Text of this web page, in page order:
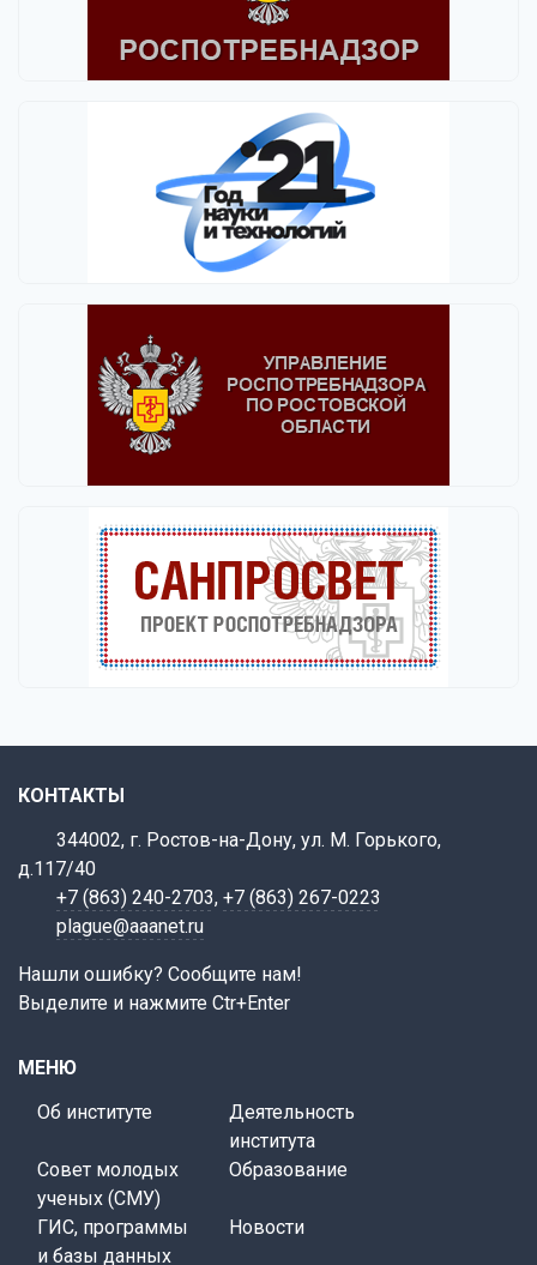
КОНТАКТЫ
344002, г. Ростов-на-Дону, ул. М. Горького,
д.117/40
+7 (863) 240-2703, +7 (863) 267-0223
plague@aaanet.ru
Нашли ошибку? Сообщите нам!
Выделите и нажмите Ctr+Enter
МЕНЮ
Об институте
Деятельность
института
Совет молодых
ученых (СМУ)
Образование
ГИС, программы
и базы данных
Новости